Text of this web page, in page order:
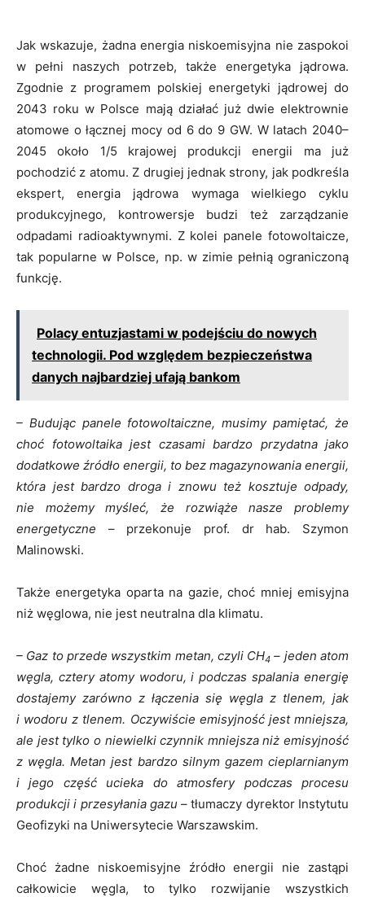
Jak wskazuje, żadna energia niskoemisyjna nie zaspokoi
w pełni naszych potrzeb, także energetyka jądrowa.
Zgodnie z programem polskiej energetyki jądrowej do
2043 roku w Polsce mają działać już dwie elektrownie
atomowe o łącznej mocy od 6 do 9 GW. W latach 2040–
2045 około 1/5 krajowej produkcji energii ma już
pochodzić z atomu. Z drugiej jednak strony, jak podkreśla
ekspert, energia jądrowa wymaga wielkiego cyklu
produkcyjnego, kontrowersje budzi też zarządzanie
odpadami radioaktywnymi. Z kolei panele fotowoltaicze,
tak popularne w Polsce, np. w zimie pełnią ograniczoną
funkcję.
Polacy entuzjastami w podejściu do nowych
technologii. Pod względem bezpieczeństwa
danych najbardziej ufają bankom
– Budując panele fotowoltaiczne, musimy pamiętać, że
choć fotowoltaika jest czasami bardzo przydatna jako
dodatkowe źródło energii, to bez magazynowania energii,
która jest bardzo droga i znowu też kosztuje odpady,
nie możemy myśleć, że rozwiąże nasze problemy
energetyczne – przekonuje prof. dr hab. Szymon
Malinowski.
Także energetyka oparta na gazie, choć mniej emisyjna
niż węglowa, nie jest neutralna dla klimatu.
– Gaz to przede wszystkim metan, czyli CH4 – jeden atom
węgla, cztery atomy wodoru, i podczas spalania energię
dostajemy zarówno z łączenia się węgla z tlenem, jak
i wodoru z tlenem. Oczywiście emisyjność jest mniejsza,
ale jest tylko o niewielki czynnik mniejsza niż emisyjność
z węgla. Metan jest bardzo silnym gazem cieplarnianym
i jego część ucieka do atmosfery podczas procesu
produkcji i przesyłania gazu– tłumaczy dyrektor Instytutu
Geofizyki na Uniwersytecie Warszawskim.
Choć żadne niskoemisyjne źródło energii nie zastąpi
całkowicie węgla, to tylko rozwijanie wszystkich